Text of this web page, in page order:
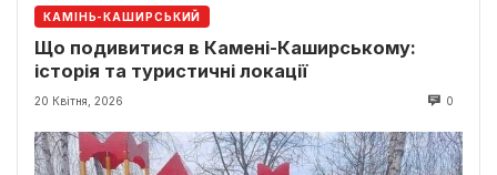
КАМІНЬ-КАШИРСЬКИЙ
Що подивитися в Камені-Каширському:
історія та туристичні локації
20 Квітня, 2026 0